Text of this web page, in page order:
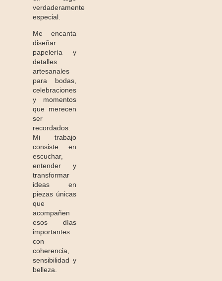
verdaderamente
especial.
Me encanta
diseñar
papelería y
detalles
artesanales
para bodas,
celebraciones
y momentos
que merecen
ser
recordados.
Mi trabajo
consiste en
escuchar,
entender y
transformar
ideas en
piezas únicas
que
acompañen
esos días
importantes
con
coherencia,
sensibilidad y
belleza.